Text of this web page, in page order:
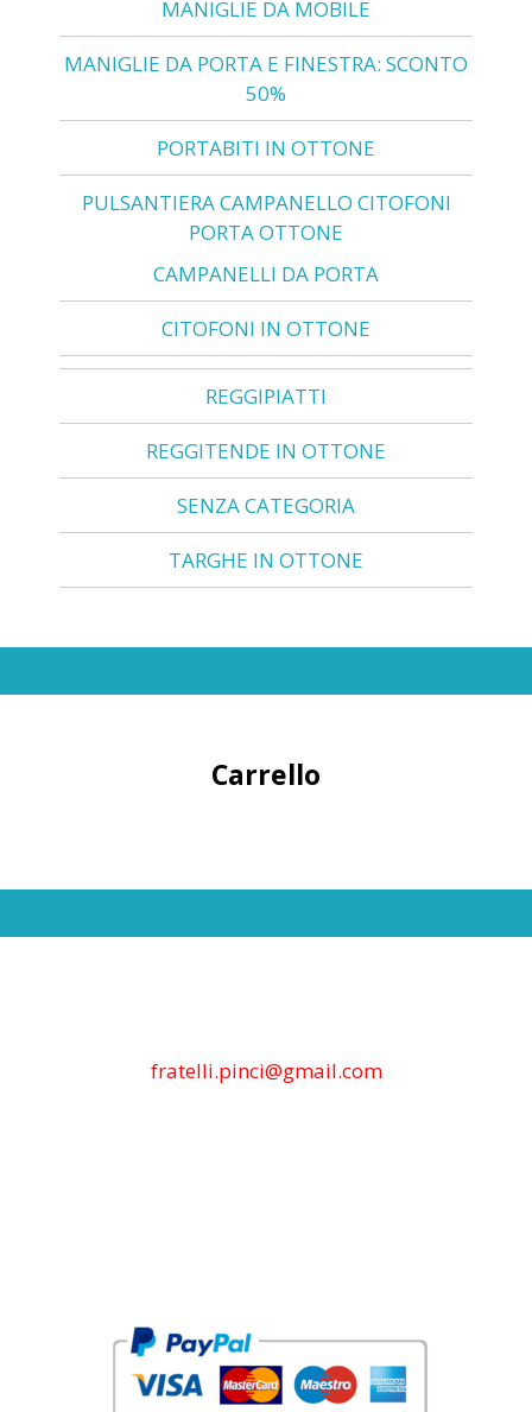
MANIGLIE DA MOBILE
MANIGLIE DA PORTA E FINESTRA: SCONTO
50%
PORTABITI IN OTTONE
PULSANTIERA CAMPANELLO CITOFONI
PORTA OTTONE
CAMPANELLI DA PORTA
CITOFONI IN OTTONE
REGGIPIATTI
REGGITENDE IN OTTONE
SENZA CATEGORIA
TARGHE IN OTTONE
Carrello
fratelli.pinci@gmail.com